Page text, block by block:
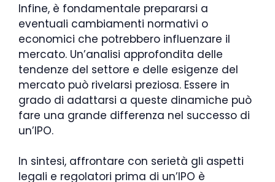
Infine, è fondamentale prepararsi a
eventuali cambiamenti normativi o
economici che potrebbero influenzare il
mercato. Un’analisi approfondita delle
tendenze del settore e delle esigenze del
mercato può rivelarsi preziosa. Essere in
grado di adattarsi a queste dinamiche può
fare una grande differenza nel successo di
un’IPO.
In sintesi, affrontare con serietà gli aspetti
legali e regolatori prima di un’IPO è